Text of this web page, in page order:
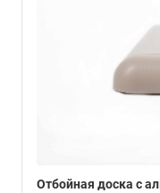
Отбойная доска с